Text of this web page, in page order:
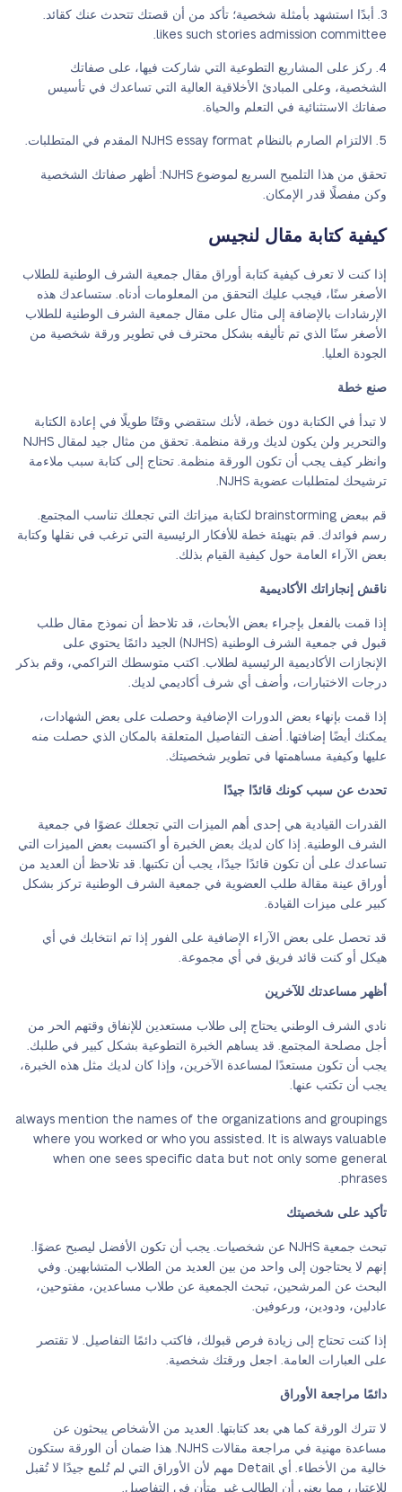
أبدًا استشهد بأمثلة شخصية؛ تأكد من أن قصتك تتحدث عنك كقائد.
likes such stories admission committee.
ركز على المشاريع التطوعية التي شاركت فيها، على صفاتك
الشخصية، وعلى المبادئ الأخلاقية العالية التي تساعدك في تأسيس
صفاتك الاستثنائية في التعلم والحياة.
الالتزام الصارم بالنظام NJHS essay format المقدم في المتطلبات.
تحقق من هذا التلميح السريع لموضوع NJHS: أظهر صفاتك الشخصية
وكن مفصلًا قدر الإمكان.
كيفية كتابة مقال لنجيس
إذا كنت لا تعرف كيفية كتابة أوراق مقال جمعية الشرف الوطنية للطلاب
الأصغر سنًا، فيجب عليك التحقق من المعلومات أدناه. ستساعدك هذه
الإرشادات بالإضافة إلى مثال على مقال جمعية الشرف الوطنية للطلاب
الأصغر سنًا الذي تم تأليفه بشكل محترف في تطوير ورقة شخصية من
الجودة العليا.
صنع خطة
لا تبدأ في الكتابة دون خطة، لأنك ستقضي وقتًا طويلًا في إعادة الكتابة
والتحرير ولن يكون لديك ورقة منظمة. تحقق من مثال جيد لمقال NJHS
وانظر كيف يجب أن تكون الورقة منظمة. تحتاج إلى كتابة سبب ملاءمة
ترشيحك لمتطلبات عضوية NJHS.
قم ببعض brainstorming لكتابة ميزاتك التي تجعلك تناسب المجتمع.
رسم فوائدك. قم بتهيئة خطة للأفكار الرئيسية التي ترغب في نقلها وكتابة
بعض الآراء العامة حول كيفية القيام بذلك.
ناقش إنجازاتك الأكاديمية
إذا قمت بالفعل بإجراء بعض الأبحاث، قد تلاحظ أن نموذج مقال طلب
قبول في جمعية الشرف الوطنية (NJHS) الجيد دائمًا يحتوي على
الإنجازات الأكاديمية الرئيسية لطلاب. اكتب متوسطك التراكمي، وقم بذكر
درجات الاختبارات، وأضف أي شرف أكاديمي لديك.
إذا قمت بإنهاء بعض الدورات الإضافية وحصلت على بعض الشهادات،
يمكنك أيضًا إضافتها. أضف التفاصيل المتعلقة بالمكان الذي حصلت منه
عليها وكيفية مساهمتها في تطوير شخصيتك.
تحدث عن سبب كونك قائدًا جيدًا
القدرات القيادية هي إحدى أهم الميزات التي تجعلك عضوًا في جمعية
الشرف الوطنية. إذا كان لديك بعض الخبرة أو اكتسبت بعض الميزات التي
تساعدك على أن تكون قائدًا جيدًا، يجب أن تكتبها. قد تلاحظ أن العديد من
أوراق عينة مقالة طلب العضوية في جمعية الشرف الوطنية تركز بشكل
كبير على ميزات القيادة.
قد تحصل على بعض الآراء الإضافية على الفور إذا تم انتخابك في أي
هيكل أو كنت قائد فريق في أي مجموعة.
أظهر مساعدتك للآخرين
نادي الشرف الوطني يحتاج إلى طلاب مستعدين للإنفاق وقتهم الحر من
أجل مصلحة المجتمع. قد يساهم الخبرة التطوعية بشكل كبير في طلبك.
يجب أن تكون مستعدًا لمساعدة الآخرين، وإذا كان لديك مثل هذه الخبرة،
يجب أن تكتب عنها.
always mention the names of the organizations and groupings
where you worked or who you assisted. It is always valuable
when one sees specific data but not only some general
phrases.
تأكيد على شخصيتك
تبحث جمعية NJHS عن شخصيات. يجب أن تكون الأفضل ليصبح عضوًا.
إنهم لا يحتاجون إلى واحد من بين العديد من الطلاب المتشابهين. وفي
البحث عن المرشحين، تبحث الجمعية عن طلاب مساعدين، مفتوحين،
عادلين، ودودين، ورعوفين.
إذا كنت تحتاج إلى زيادة فرص قبولك، فاكتب دائمًا التفاصيل. لا تقتصر
على العبارات العامة. اجعل ورقتك شخصية.
دائمًا مراجعة الأوراق
لا تترك الورقة كما هي بعد كتابتها. العديد من الأشخاص يبحثون عن
مساعدة مهنية في مراجعة مقالات NJHS. هذا ضمان أن الورقة ستكون
خالية من الأخطاء. أي Detail مهم لأن الأوراق التي لم تُلمع جيدًا لا تُقبل
للاعتبار، مما يعني أن الطالب غير متأنٍ في التفاصيل.